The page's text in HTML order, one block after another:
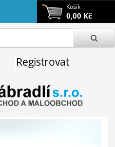
Košík
0,00 Kč
Registrovat